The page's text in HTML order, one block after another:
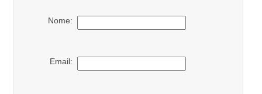
Nome:
Email: